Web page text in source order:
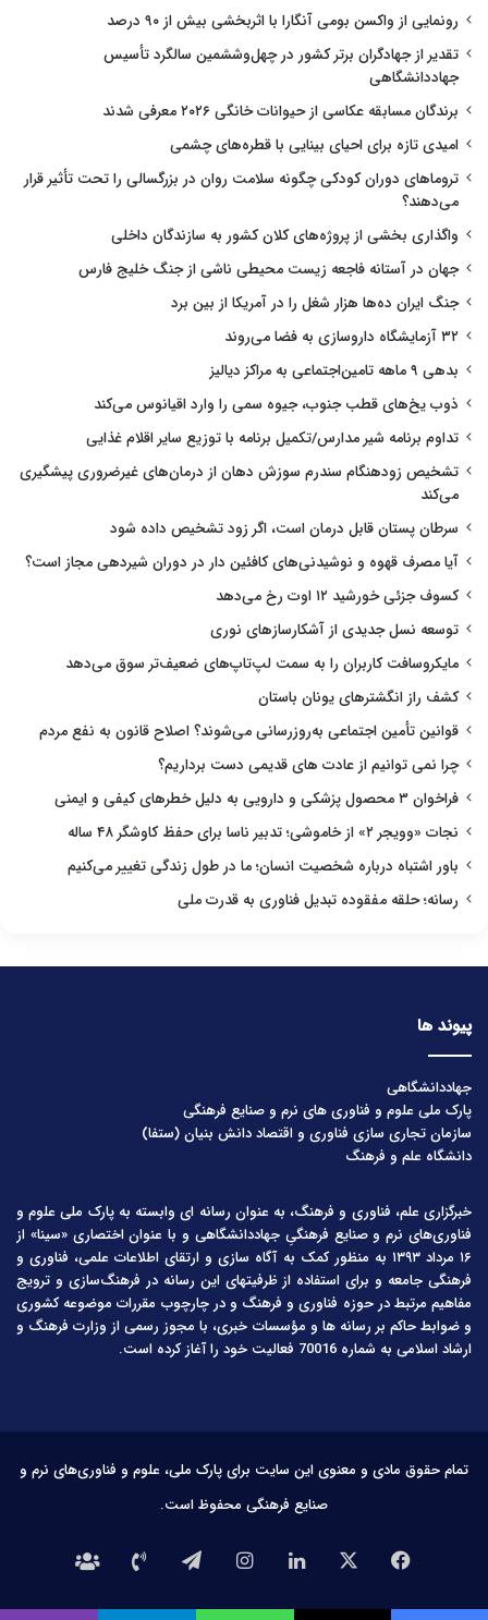
رونمایی از واکسن بومی آنگارا با اثربخشی بیش از ۹۰ درصد
تقدیر از جهادگران برتر کشور در چهل‌وششمین سالگرد تأسیس
جهاددانشگاهی
برندگان مسابقه عکاسی از حیوانات خانگی ۲۰۲۶ معرفی شدند
امیدی تازه برای احیای بینایی با قطره‌های چشمی
تروماهای دوران کودکی چگونه سلامت روان در بزرگسالی را تحت تأثیر قرار
می‌دهند؟
واگذاری بخشی از پروژه‌های کلان کشور به سازندگان داخلی
جهان در آستانه فاجعه زیست محیطی ناشی از جنگ خلیج فارس
جنگ ایران ده‌ها هزار شغل را در آمریکا از بین برد
۳۲ آزمایشگاه داروسازی به فضا می‌روند
بدهی ۹ ماهه تامین‌اجتماعی به مراکز دیالیز
ذوب یخ‌های قطب جنوب، جیوه سمی را وارد اقیانوس می‌کند
تداوم برنامه شیر مدارس/تکمیل برنامه با توزیع سایر اقلام غذایی
تشخیص زودهنگام سندرم سوزش دهان از درمان‌های غیرضروری پیشگیری
می‌کند
سرطان پستان قابل درمان است، اگر زود تشخیص داده شود
آیا مصرف قهوه و نوشیدنی‌های کافئین دار در دوران شیردهی مجاز است؟
کسوف جزئی خورشید ۱۲ اوت رخ می‌دهد
توسعه نسل جدیدی از آشکارسازهای نوری
مایکروسافت کاربران را به سمت لپ‌تاپ‌های ضعیف‌تر سوق می‌دهد
کشف راز انگشترهای یونان باستان
قوانین تأمین اجتماعی به‌روزرسانی می‌شوند؟ اصلاح قانون به نفع مردم
چرا نمی توانیم از عادت های قدیمی دست برداریم؟
فراخوان ۳ محصول پزشکی و دارویی به دلیل خطرهای کیفی و ایمنی
نجات «وویجر ۲» از خاموشی؛ تدبیر ناسا برای حفظ کاوشگر ۴۸ ساله
باور اشتباه درباره شخصیت انسان؛ ما در طول زندگی تغییر می‌کنیم
رسانه؛ حلقه مفقوده تبدیل فناوری به قدرت ملی
پیوند ها
جهاددانشگاهی
پارک ملی علوم و فناوری های نرم و صنایع فرهنگی
سازمان تجاری سازی فناوری و اقتصاد دانش بنیان (ستفا)
دانشگاه علم و فرهنگ
خبرگزاری علم، فناوری و فرهنگ، به عنوان رسانه ای وابسته به پارک ملی علوم و
فناوری‌های نرم و صنایع فرهنگیِ جهاددانشگاهی و با عنوان اختصاری «سینا» از
۱۶ مرداد ۱۳۹۳ به منظور کمک به آگاه سازی و ارتقای اطلاعات علمی، فناوری و
فرهنگی جامعه و برای استفاده از ظرفیتهای این رسانه در فرهنگ‌سازی و ترویج
مفاهیم مرتبط در حوزه فناوری و فرهنگ و در چارچوب مقررات موضوعه کشوری
و ضوابط حاکم بر رسانه ها و مؤسسات خبری، با مجوز رسمی از وزارت فرهنگ و
ارشاد اسلامی به شماره 70016 فعالیت خود را آغاز کرده است.
تمام حقوق مادی و معنوی این سایت برای پارک ملی، علوم و فناوری‌های نرم و
صنایع فرهنگی محفوظ است.
فیس
بوک
لینکدیناینستاگرامتلگرامتماس
با
درباره
ما